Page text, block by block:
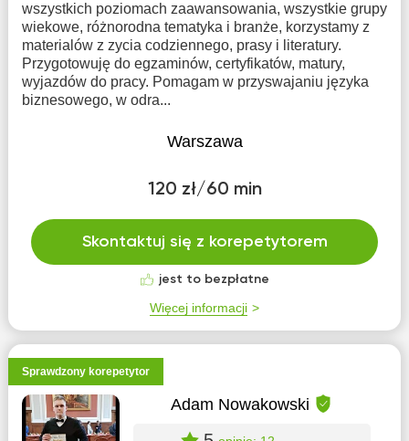
wszystkich poziomach zaawansowania, wszystkie grupy
wiekowe, różnorodna tematyka i branże, korzystamy z
materialów z zycia codziennego, prasy i literatury.
Przygotowuję do egzaminów, certyfikatów, matury,
wyjazdów do pracy. Pomagam w przyswajaniu języka
biznesowego, w odra...
Warszawa
120 zł/60 min
Skontaktuj się z korepetytorem
jest to bezpłatne
Więcej informacji
Sprawdzony korepetytor
Adam Nowakowski